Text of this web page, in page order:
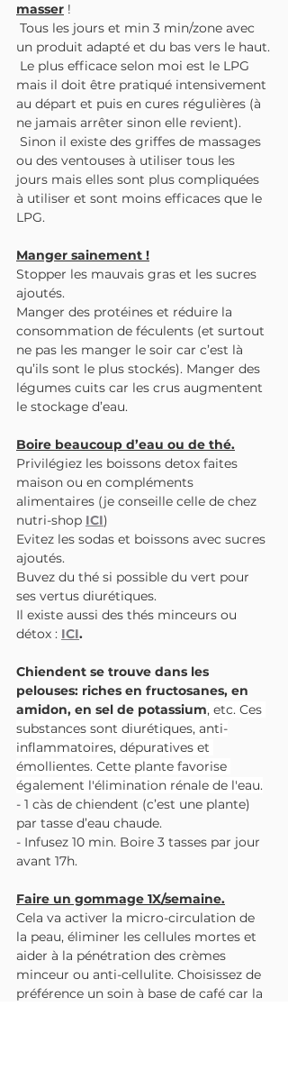
masser !
un produit adapté et du bas vers le haut.
mais il doit être pratiqué intensivement
au départ et puis en cures régulières (à
ne jamais arrêter sinon elle revient).
ou des ventouses à utiliser tous les
jours mais elles sont plus compliquées
à utiliser et sont moins efficaces que le
LPG.
Manger sainement !
Stopper les mauvais gras et les sucres
ajoutés.
Manger des protéines et réduire la
consommation de féculents (et surtout
ne pas les manger le soir car c’est là
qu’ils sont le plus stockés). Manger des
légumes cuits car les crus augmentent
le stockage d’eau.
Boire beaucoup d’eau ou de thé.
Privilégiez les boissons detox faites
maison ou en compléments
alimentaires (je conseille celle de chez
nutri-shop ICI)
Evitez les sodas et boissons avec sucres
ajoutés.
Buvez du thé si possible du vert pour
ses vertus diurétiques.
Il existe aussi des thés minceurs ou
détox : ICI.
Chiendent se trouve dans les
pelouses: riches en fructosanes, en
amidon, en sel de potassium, etc. Ces
substances sont diurétiques, anti-
inflammatoires, dépuratives et
émollientes. Cette plante favorise
également l'élimination rénale de l'eau.
- 1 càs de chiendent (c’est une plante)
par tasse d’eau chaude.
- Infusez 10 min. Boire 3 tasses par jour
avant 17h.
Faire un gommage 1X/semaine.
Cela va activer la micro-circulation de
la peau, éliminer les cellules mortes et
aider à la pénétration des crèmes
minceur ou anti-cellulite. Choisissez de
préférence un soin à base de café car la